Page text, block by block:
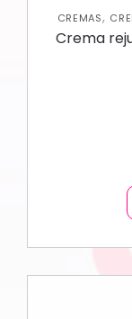
CREMAS,
Crema